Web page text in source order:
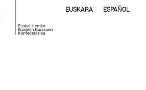
EUSKARA ESPAÑOL